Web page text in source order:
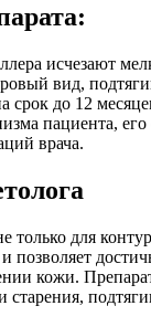
исчезают
вид,
срок до 12
пациента,
врача.
только для
позволяет
кожи.
старения,